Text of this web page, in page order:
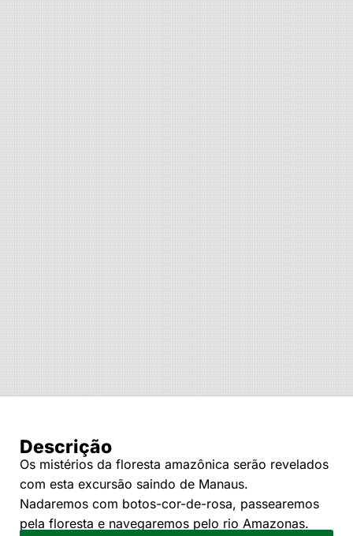
Descrição
Os mistérios da floresta amazônica serão revelados
com esta excursão saindo de Manaus.
Nadaremos com botos-cor-de-rosa, passearemos
pela floresta e navegaremos pelo rio Amazonas.